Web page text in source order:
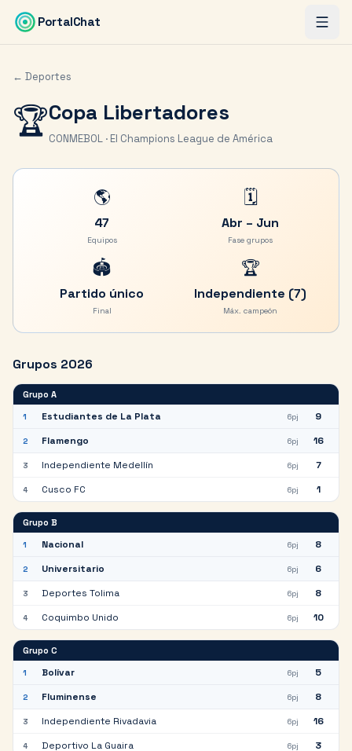
Saltar al contenido principal
PortalChat
← Deportes
🏆Copa Libertadores
CONMEBOL · El Champions League de América
🌎
47
Equipos
🗓️
Abr – Jun
Fase grupos
🏟️
Partido único
Final
🏆
Independiente (7)
Máx. campeón
Grupos 2026
Grupo A
1 Estudiantes de La Plata 6pj 9
2 Flamengo 6pj 16
3 Independiente Medellín 6pj 7
4 Cusco FC 6pj 1
Grupo B
1 Nacional 6pj 8
2 Universitario 6pj 6
3 Deportes Tolima 6pj 8
4 Coquimbo Unido 6pj 10
Grupo C
1 Bolívar 6pj 5
2 Fluminense 6pj 8
3 Independiente Rivadavia 6pj 16
4 Deportivo La Guaira 6pj 3